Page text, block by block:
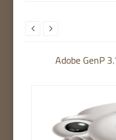
Adobe GenP
 